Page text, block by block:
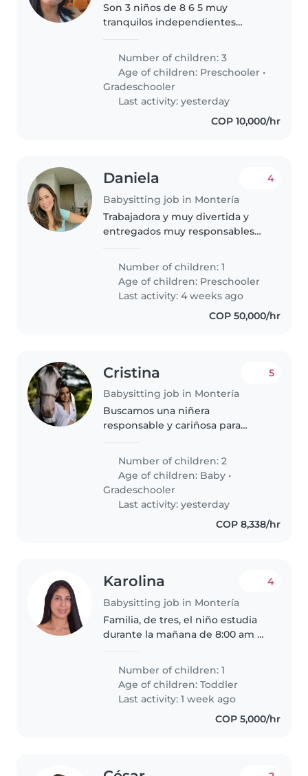
Son 3 niños de 8 6 5 muy
tranquilos independientes
Number of children: 3
Age of children: Preschooler •
Gradeschooler
Last activity: yesterday
COP 10,000/hr
Daniela
Babysitting job in Montería
4
Trabajadora y muy divertida y
entregados muy responsables
Number of children: 1
Age of children: Preschooler
Last activity: 4 weeks ago
COP 50,000/hr
Cristina
Babysitting job in Montería
5
Buscamos una niñera
responsable y cariñosa para
juguetona y muy inteligente.
Necesitamos alguien cómodo
cocinando y ayudando con
tareas sencillas. Si tienes..
Number of children: 2
Age of children: Baby •
Gradeschooler
Last activity: yesterday
COP 8,338/hr
Karolina
Babysitting job in Montería
4
Familia, de tres, el niño estudia
durante la mañana de 8:00 am a
fuera, papá trabaja desde casa,
niñera interna
Number of children: 1
Age of children:Toddler
Last activity: 1 week ago
COP 5,000/hr